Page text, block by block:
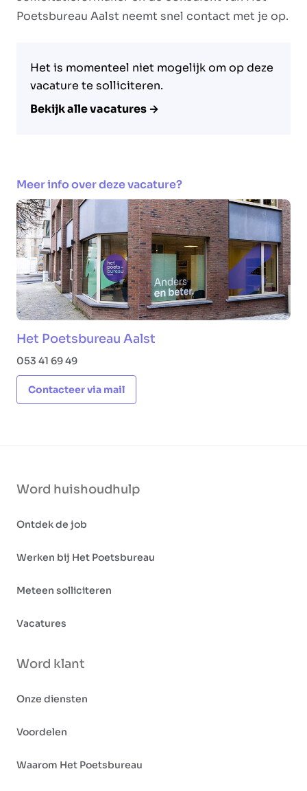
Poetsbureau Aalst neemt snel contact met je op.
Het is momenteel niet mogelijk om op deze
vacature te solliciteren.
Bekijk alle vacatures →
Meer info over deze vacature?
Het Poetsbureau Aalst
053 41 69 49
Contacteer via mail
Word huishoudhulp
Ontdek de job
Werken bij Het Poetsbureau
Meteen solliciteren
Vacatures
Word klant
Onze diensten
Voordelen
Waarom Het Poetsbureau